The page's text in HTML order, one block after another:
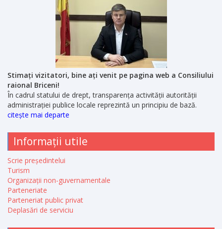
Stimați vizitatori, bine ați venit pe pagina web a Consiliului
raional Briceni!
În cadrul statului de drept, transparența activității autorității
administrației publice locale reprezintă un principiu de bază.
citește mai departe
Informații utile
Scrie președintelui
Turism
Organizații non-guvernamentale
Parteneriate
Parteneriat public privat
Deplasări de serviciu